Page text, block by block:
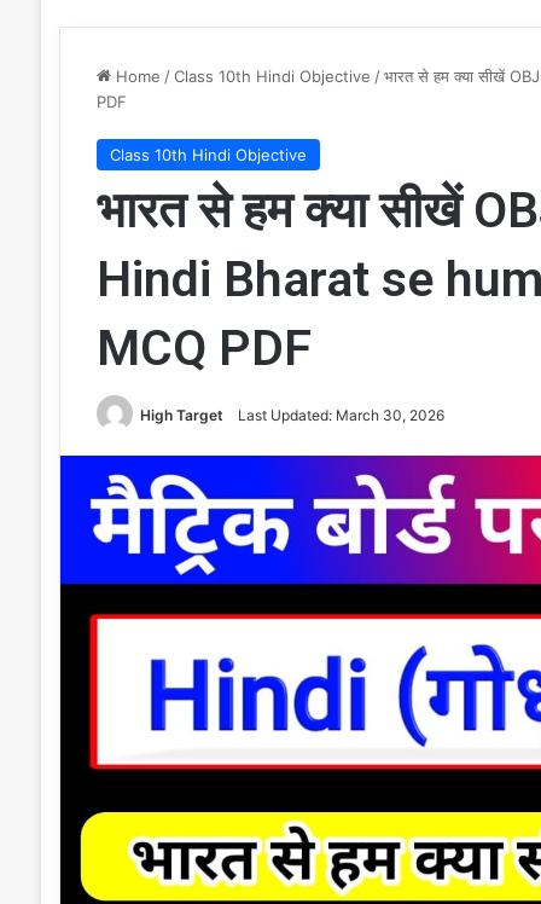
Home / Class 10th Hindi Objective / भारत से हम क्या सीखें
PDF
Class 10th Hindi Objective
भारत से हम क्या सीखें
Hindi Bharat se
MCQ PDF
High Target Last Updated: March 30, 2026